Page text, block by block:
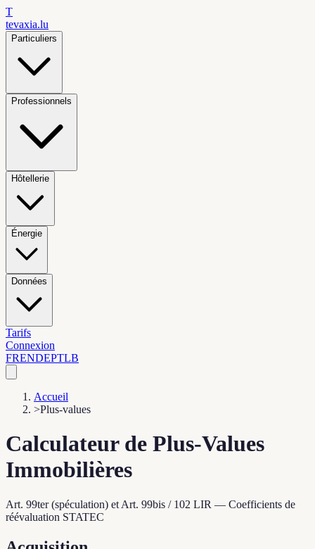
T
tevaxia.lu
Particuliers
Professionnels
Hôtellerie
Énergie
Données
Tarifs
Connexion
FRENDEPTLB
Accueil
>Plus-values
Calculateur de Plus-Values
Immobilières
Art. 99ter (spéculation) et Art. 99bis / 102 LIR — Coefficients de
réévaluation STATEC